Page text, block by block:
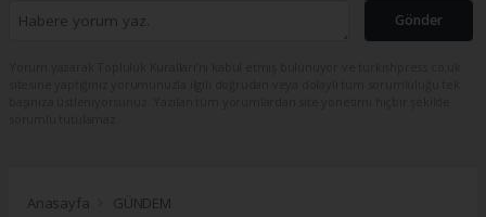
Gönder
Anasayfa GÜNDEM